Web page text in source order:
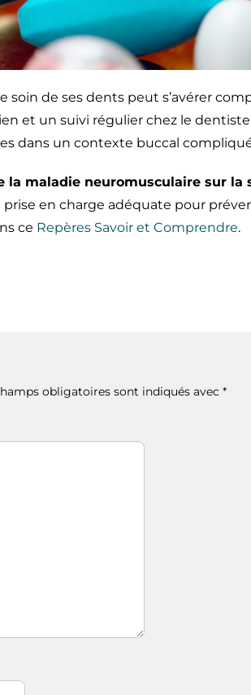
de ses dents peut s’avérer
et un suivi régulier chez le
dans un contexte buccal
la maladie neuromusculaire sur la
en charge adéquate pour
ce Repères Savoir et Comprendre.
obligatoires sont indiqués avec *